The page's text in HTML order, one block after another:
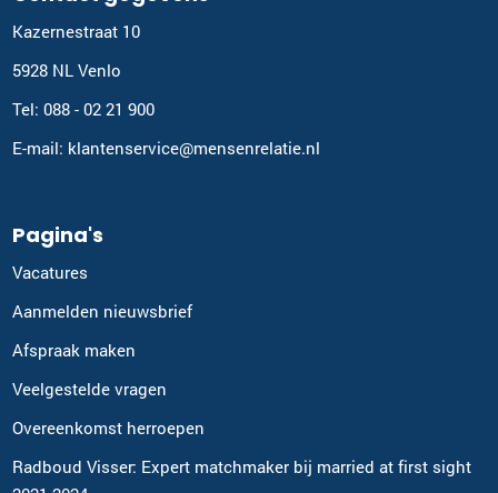
Kazernestraat 10
5928 NL Venlo
Tel: 088 - 02 21 900
E-mail: klantenservice@mensenrelatie.nl
Pagina's
Vacatures
Aanmelden nieuwsbrief
Afspraak maken
Veelgestelde vragen
Overeenkomst herroepen
Radboud Visser: Expert matchmaker bij married at first sight